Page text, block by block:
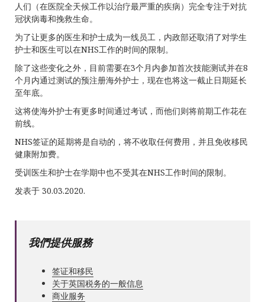
人们（在医院全天候工作以治疗最严重的疾病）完全专注于对抗
冠状病毒和挽救生命。
为了让更多的医生和护士成为一线员工，内政部还取消了对学生
护士和医生可以在NHS工作的时间的限制。
除了这些变化之外，目前需要在3个月内参加首次技能测试并在8
个月内通过测试的预注册海外护士，现在也将这一截止日期延长
至年底。
这将使海外护士有更多时间通过考试，而他们则将前期工作花在
前线。
NHS签证的延期将是自动的，将不收取任何费用，并且免收移民
健康附加费。
受训医生和护士在学期中也不受其在NHS工作时间的限制。
发表于 30.03.2020.
我們提供服務
签证和移民
关于英国税务的一般信息
商业服务